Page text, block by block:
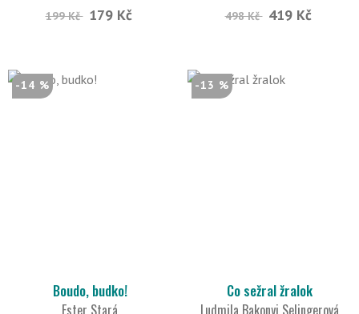
199 Kč 179 Kč 498 Kč 419 Kč
-14 %
Boudo, budko!
Ester Stará
-13 %
Co sežral žralok
Ludmila Bakonyi Selingerová